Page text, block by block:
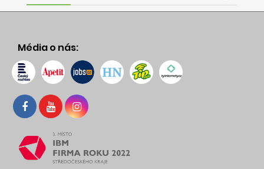
Média o nás: